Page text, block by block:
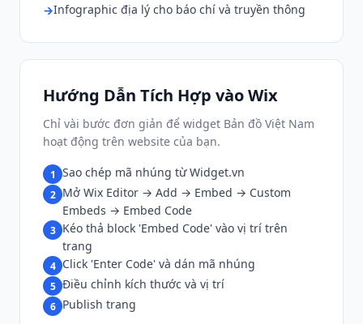
Infographic địa lý cho báo chí và truyền thông
Hướng Dẫn Tích Hợp vào Wix
Chỉ vài bước đơn giản để widget Bản đồ Việt Nam
hoạt động trên website của bạn.
1 Sao chép mã nhúng từ Widget.vn
2 Mở Wix Editor → Add → Embed → Custom
Embeds → Embed Code
3 Kéo thả block 'Embed Code' vào vị trí trên
trang
4 Click 'Enter Code' và dán mã nhúng
5 Điều chỉnh kích thước và vị trí
6 Publish trang